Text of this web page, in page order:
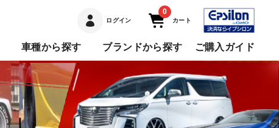
ログイン
0
カート
車種から探す ブランドから探す ご購入ガイド